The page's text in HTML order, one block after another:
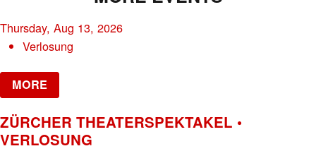
Thursday, Aug 13, 2026
Verlosung
MORE
ZÜRCHER THEATERSPEKTAKEL •
VERLOSUNG